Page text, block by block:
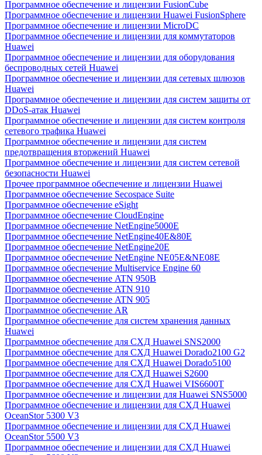
Программное обеспечение и лицензии FusionCube
Программное обеспечение и лицензии Huawei FusionSphere
Программное обеспечение и лицензии MicroDC
Программное обеспечение и лицензии для коммутаторов
Huawei
Программное обеспечение и лицензии для оборудования
беспроводных сетей Huawei
Программное обеспечение и лицензии для сетевых шлюзов
Huawei
Программное обеспечение и лицензии для систем защиты от
DDoS-атак Huawei
Программное обеспечение и лицензии для систем контроля
сетевого трафика Huawei
Программное обеспечение и лицензии для систем
предотвращения вторжений Huawei
Программное обеспечение и лицензии для систем сетевой
безопасности Huawei
Прочее программное обеспечение и лицензии Huawei
Программное обеспечение Secospace Suite
Программное обеспечение eSight
Программное обеспечение CloudEngine
Программное обеспечение NetEngine5000E
Программное обеспечение NetEngine40E&80E
Программное обеспечение NetEngine20E
Программное обеспечение NetEngine NE05E&NE08E
Программное обеспечение Multiservice Engine 60
Программное обеспечение ATN 950B
Программное обеспечение ATN 910
Программное обеспечение ATN 905
Программное обеспечение AR
Программное обеспечение для систем хранения данных
Huawei
Программное обеспечение для СХД Huawei SNS2000
Программное обеспечение для СХД Huawei Dorado2100 G2
Программное обеспечение для СХД Huawei Dorado5100
Программное обеспечение для СХД Huawei S2600
Программное обеспечение для СХД Huawei VIS6600T
Программное обеспечение и лицензии для Huawei SNS5000
Программное обеспечение и лицензии для СХД Huawei
OceanStor 5300 V3
Программное обеспечение и лицензии для СХД Huawei
OceanStor 5500 V3
Программное обеспечение и лицензии для СХД Huawei